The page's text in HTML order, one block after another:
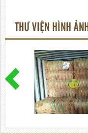
THƯ VIỆN HÌNH ẢNH